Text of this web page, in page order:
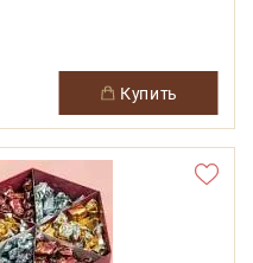
купить